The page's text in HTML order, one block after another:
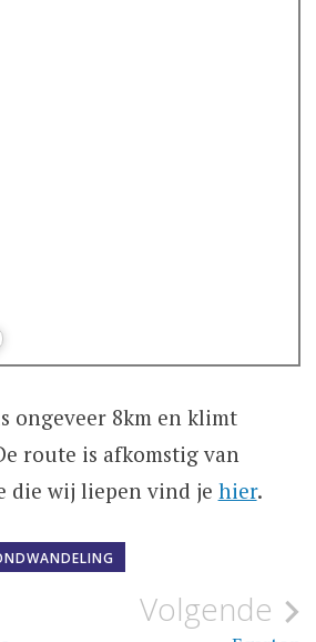
ongeveer 8km en klimt
route is afkomstig van
die wij liepen vind je hier.
Volgende